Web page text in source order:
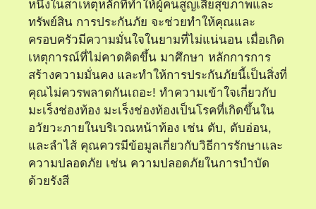
หนึ่งในสาเหตุหลักที่ทำให้ผู้คนสูญเสียสุขภาพและ
ทรัพย์สิน การประกันภัย จะช่วยทำให้คุณและ
ครอบครัวมีความมั่นใจในยามที่ไม่แน่นอน เมื่อเกิด
เหตุการณ์ที่ไม่คาดคิดขึ้น มาศึกษา หลักการการ
สร้างความมั่นคง และทำให้การประกันภัยนี้เป็นสิ่งที่
คุณไม่ควรพลาดกันเถอะ! ทำความเข้าใจเกี่ยวกับ
มะเร็งช่องท้อง มะเร็งช่องท้องเป็นโรคที่เกิดขึ้นใน
อวัยวะภายในบริเวณหน้าท้อง เช่น ตับ, ตับอ่อน,
และลำไส้ คุณควรมีข้อมูลเกี่ยวกับวิธีการรักษาและ
ความปลอดภัย เช่น ความปลอดภัยในการบำบัด
ด้วยรังสี